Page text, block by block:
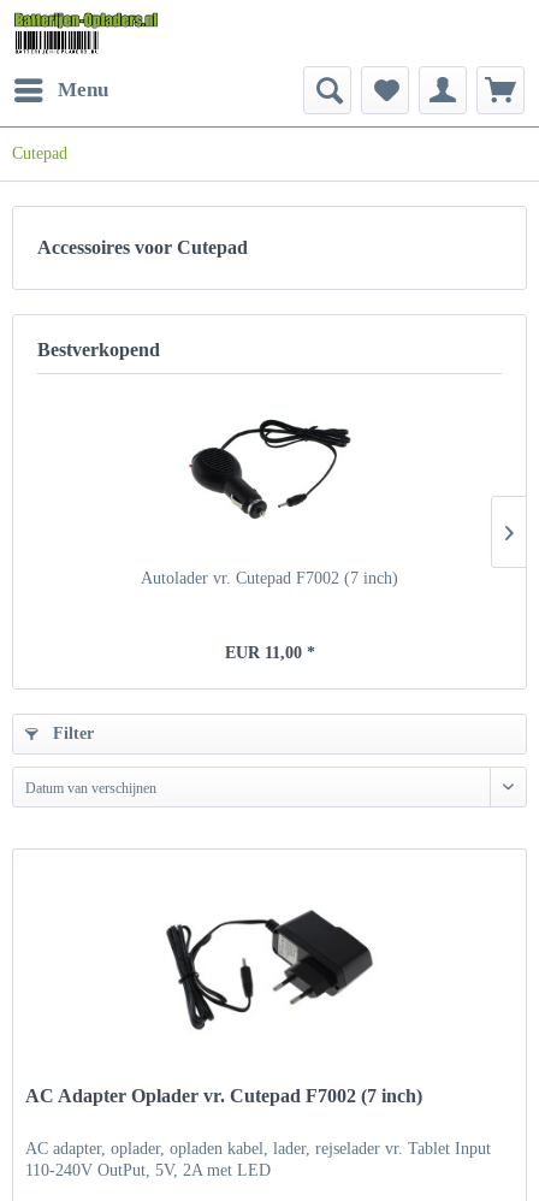
Menu
Cutepad
Accessoires voor Cutepad
Bestverkopend
Autolader vr. Cutepad F7002 (7 inch)
EUR 11,00 *
Filter
Datum van verschijnen
AC Adapter Oplader vr. Cutepad F7002 (7 inch)
AC adapter, oplader, opladen kabel, lader, rejselader vr. Tablet Input
110-240V OutPut, 5V, 2A met LED